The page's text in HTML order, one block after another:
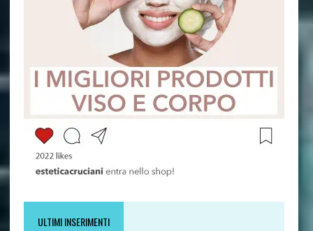
ULTIMI INSERIMENTI